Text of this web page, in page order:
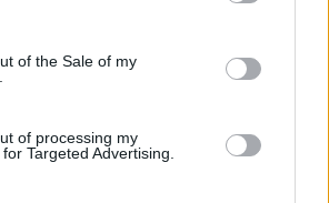
to Google and its third-party tags to
specified purposes in below Google
of the Sale of my
of processing my
Targeted Advertising.
villamosenergia-